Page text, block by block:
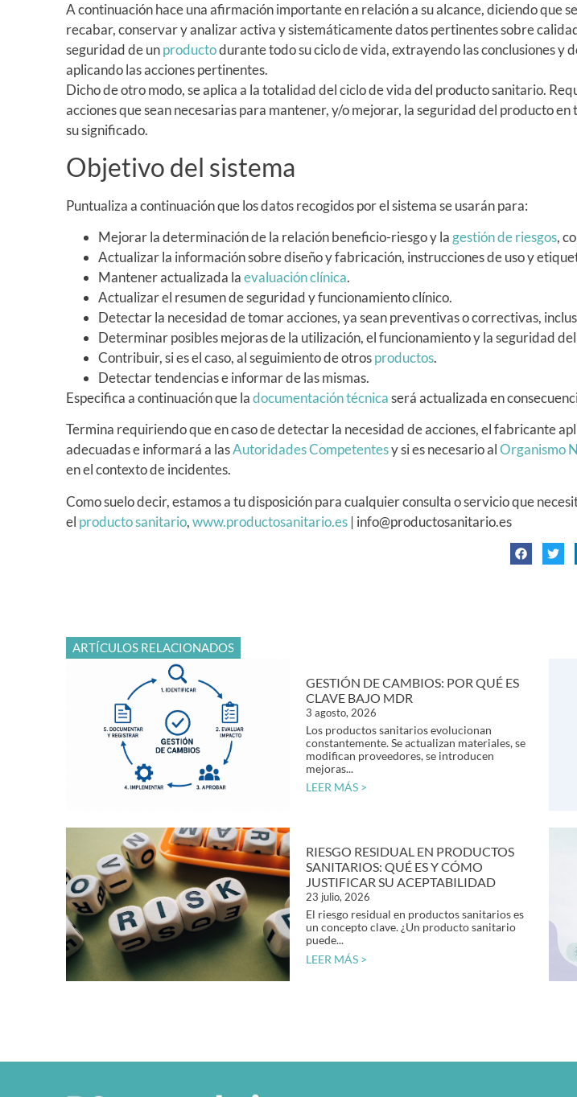
A continuación hace una afirmación importante en relación a su alcance, diciendo que
recabar, conservar y analizar activa y sistemáticamente datos pertinentes sobre
seguridad de unproductodurante todo su ciclo de vida, extrayendo las conclusiones y
aplicando las acciones pertinentes.
Dicho de otro modo, se aplica a la totalidad del ciclo de vida del producto sanitario.
acciones que sean necesarias para mantener, y/o mejorar, la seguridad del producto en
su significado.
Objetivo del sistema
Puntualiza a continuación que los datos recogidos por el sistema se usarán para:
Mejorar la determinación de la relación beneficio-riesgo y la gestión de riesgos,
Actualizar la información sobre diseño y fabricación, instrucciones de uso y
Mantener actualizada laevaluación clínica.
Actualizar el resumen de seguridad y funcionamiento clínico.
Detectar la necesidad de tomar acciones, ya sean preventivas o correctivas,
Determinar posibles mejoras de la utilización, el funcionamiento y la seguridad del
Contribuir, si es el caso, al seguimiento de otrosproductos.
Detectar tendencias e informar de las mismas.
Especifica a continuación que ladocumentación técnicaserá actualizada en
Termina requiriendo que en caso de detectar la necesidad de acciones, el fabricante
adecuadas e informará a lasAutoridades Competentesy si es necesario alOrganismo
en el contexto de incidentes.
Como suelo decir, estamos a tu disposición para cualquier consulta o servicio que
el producto sanitario,www.productosanitario.es | info@productosanitario.es
ARTÍCULOS RELACIONADOS
GESTIÓN DE CAMBIOS: POR QUÉ ES
CLAVE BAJO MDR
3 agosto, 2026
Los productos sanitarios evolucionan
constantemente. Se actualizan materiales, se
modifican proveedores, se introducen
mejoras...
LEER MÁS >
RIESGO RESIDUAL EN PRODUCTOS
SANITARIOS: QUÉ ES Y CÓMO
JUSTIFICAR SU ACEPTABILIDAD
23 julio, 2026
El riesgo residual en productos sanitarios es
un concepto clave. ¿Un producto sanitario
puede...
LEER MÁS >